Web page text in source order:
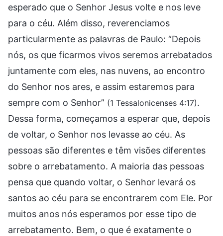
esperado que o Senhor Jesus volte e nos leve
para o céu. Além disso, reverenciamos
particularmente as palavras de Paulo: “Depois
nós, os que ficarmos vivos seremos arrebatados
juntamente com eles, nas nuvens, ao encontro
do Senhor nos ares, e assim estaremos para
sempre com o Senhor” (1 Tessalonicenses 4:17).
Dessa forma, começamos a esperar que, depois
de voltar, o Senhor nos levasse ao céu. As
pessoas são diferentes e têm visões diferentes
sobre o arrebatamento. A maioria das pessoas
pensa que quando voltar, o Senhor levará os
santos ao céu para se encontrarem com Ele. Por
muitos anos nós esperamos por esse tipo de
arrebatamento. Bem, o que é exatamente o